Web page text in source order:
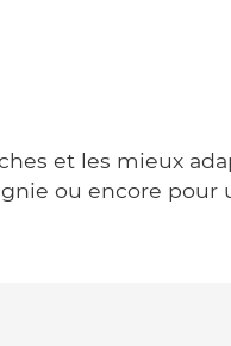
et les mieux
ou encore pour